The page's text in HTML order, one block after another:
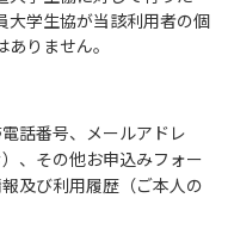
大学生協が当該利用者の個
りません。
話番号、メールアドレ
、その他お申込みフォー
及び利用履歴（ご本人の